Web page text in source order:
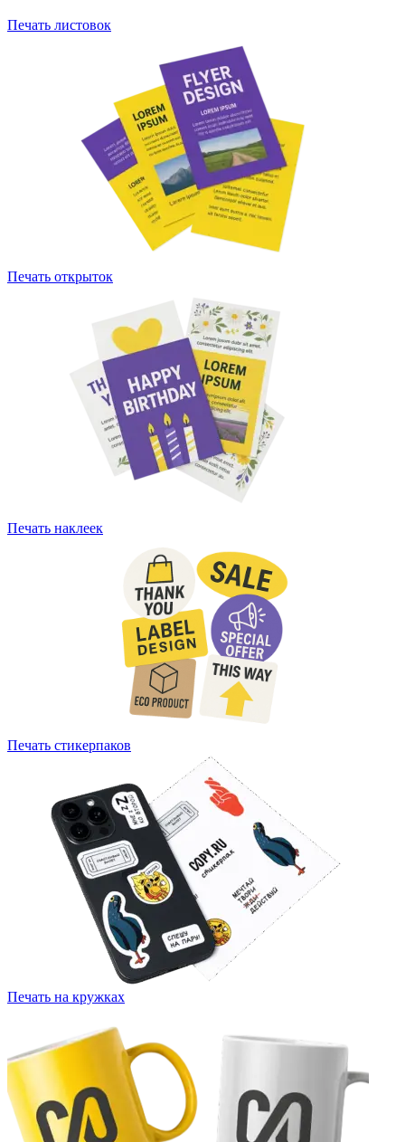
Печать листовок
Печать открыток
Печать наклеек
Печать стикерпаков
Печать на кружках